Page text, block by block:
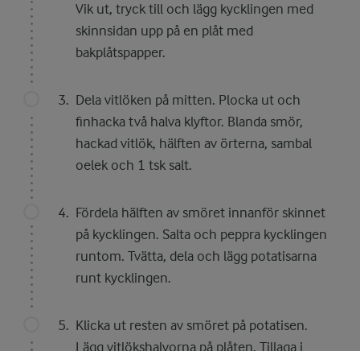
Vik ut, tryck till och lägg kycklingen med
skinnsidan upp på en plåt med
bakplåtspapper.
Dela vitlöken på mitten. Plocka ut och
finhacka två halva klyftor. Blanda smör,
hackad vitlök, hälften av örterna, sambal
oelek och 1 tsk salt.
Fördela hälften av smöret innanför skinnet
på kycklingen. Salta och peppra kycklingen
runtom. Tvätta, dela och lägg potatisarna
runt kycklingen.
Klicka ut resten av smöret på potatisen.
Lägg vitlökshalvorna på plåten. Tillaga i